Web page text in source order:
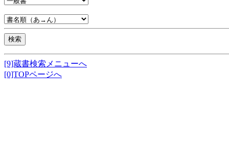
[9]蔵書検索メニューへ
[0]TOPページへ